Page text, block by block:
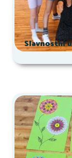
Slavnostní